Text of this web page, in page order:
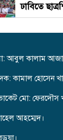
ঢাবিতে
করলেন
সাত
সংঘর্ষ, আহত
আবুল কালাম
কামাল হোসেন
মো: ফেরদৌস
আহম্মেদ।